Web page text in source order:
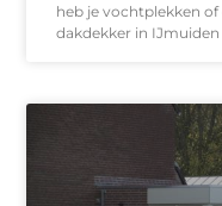
heb je vochtplekken
dakdekker in